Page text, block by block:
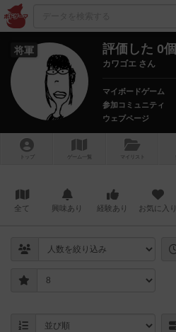
将軍 評価した 0個
カワゴエ さん
マイボードゲーム
参加コミュニティ
ウェブページ
トップ ゲーム一覧 マイリスト
全て 興味あり 経験あり お気に入り